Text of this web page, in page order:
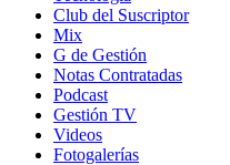
Club del Suscriptor
Mix
G de Gestión
Notas Contratadas
Podcast
Gestión TV
Videos
Fotogalerías